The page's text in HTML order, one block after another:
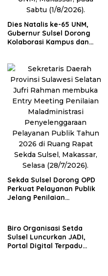
Dies Natalis ke-65 UNM,
Gubernur Sulsel Dorong
Kolaborasi Kampus dan
Sekda Sulsel Dorong OPD
Perkuat Pelayanan Publik
Jelang Penilaian
Biro Organisasi Setda
Sulsel Luncurkan JADI,
Portal Digital Terpadu